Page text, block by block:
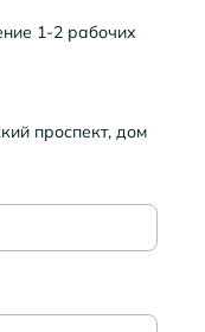
1-2 рабочих
проспект, дом